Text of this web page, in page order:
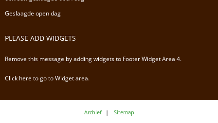
Geslaagde open dag
PLEASE ADD WIDGETS
Remove this message by adding widgets to Footer Widget Area 4.
Click here to go to Widget area.
Archief
Sitemap